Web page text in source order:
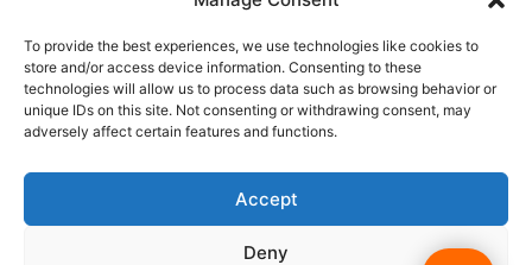
To provide the best experiences, we use technologies like cookies to
store and/or access device information. Consenting to these
technologies will allow us to process data such as browsing behavior or
unique IDs on this site. Not consenting or withdrawing consent, may
adversely affect certain features and functions.
Accept
Deny
© Copyright 2026, Todos los derechos reservados @Crucerum |